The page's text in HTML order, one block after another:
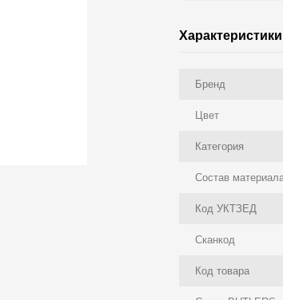
Характеристики
Бренд
Цвет
Категория
Состав
Код УКТЗЕД
Сканкод
Код товара